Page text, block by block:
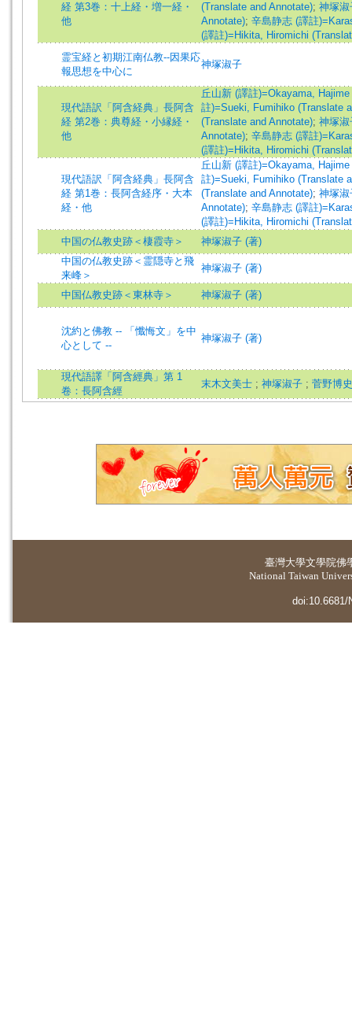
経 第3巻：十上経・増一経・
他
(Translate and Annotate); 神塚
Annotate); 辛島静志 (譯註
(譯註)=Hikita, Hiromichi
霊宝経と初期江南仏教--因果応
報思想を中心に
神塚淑子
現代語訳「阿含経典」長阿含
経 第2巻：典尊経・小縁経・
他
丘山新 (譯註)=Okayama,
註)=Sueki, Fumihiko (Translate
(Translate and Annotate); 神塚
Annotate); 辛島静志 (譯註
(譯註)=Hikita, Hiromichi
現代語訳「阿含経典」長阿含
経 第1巻：長阿含経序・大本
経・他
丘山新 (譯註)=Okayama,
註)=Sueki, Fumihiko (Translate
(Translate and Annotate); 神塚
Annotate); 辛島静志 (譯註
(譯註)=Hikita, Hiromichi
中国の仏教史跡＜棲霞寺＞
神塚淑子 (著)
中国の仏教史跡＜霊隠寺と飛
来峰＞
神塚淑子 (著)
中国仏教史跡＜東林寺＞ 神塚淑子 (著)
沈約と佛教 -- 「懺悔文」を中
心として --
神塚淑子 (著)
現代語譯「阿含經典」第 1
卷：長阿含經
末木文美士 ; 神塚淑子 ; 菅野博史
臺灣大學文學院佛
National Taiwan
doi:10.6681/